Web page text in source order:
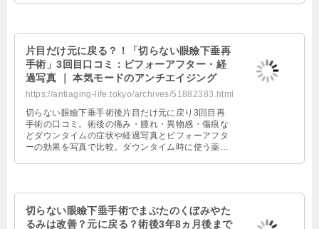
片目だけ元に戻る？！「切らない眼瞼下垂再
手術」3回目口コミ：ビフォーアフター・経
過写真 ｜ 本気モードのアンチエイジング
https://antiaging-life.tokyo/archives/51882383.html
切らない眼瞼下垂手術後片目だけ元に戻り3回目再
手術の口コミ。術後の痛み・腫れ・異物感・傷痕な
どダウンタイムの症状や経過写真とビフォーアフタ
ーの効果を写真で比較。ダウンタイム時に使う薬で
切らない眼瞼下垂手術でまぶたのくぼみやた
るみは改善？元に戻る？術後3年8ヵ月後まで